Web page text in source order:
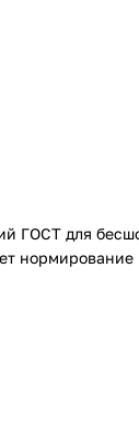
ГОСТ для
нормирование